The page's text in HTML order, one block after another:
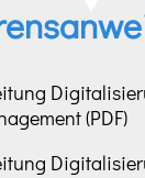
(PDF)